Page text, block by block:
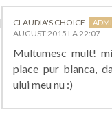
CLAUDIA'S CHOICE
AUGUST 2015 LA 22:07
Multumesc mult!
place pur blanca,
ului meu nu :)